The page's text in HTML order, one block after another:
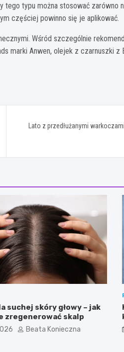
typu można stosować zarówno
częściej powinno się je aplikować.
Wśród szczególnie
marki Anwen, olejek z czarnuszki z
Lato z przedłużanymi
suchej skóry głowy – jak
zregenerować skalp
Beata Konieczna